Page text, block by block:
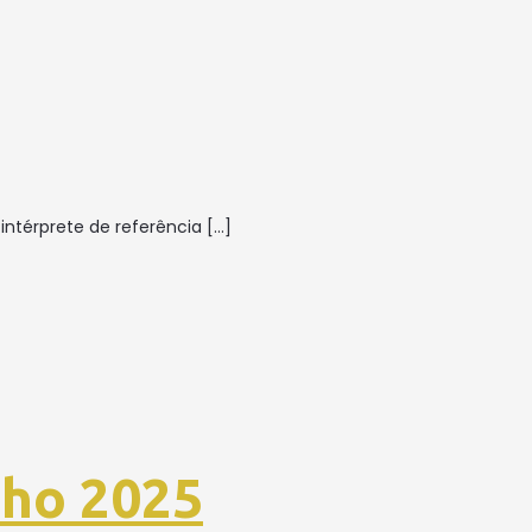
de referência […]
2025